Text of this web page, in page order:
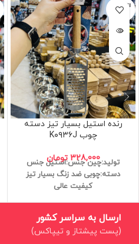
اتمام مو
جودی
رنده استیل بسیار تیز دسته
چوب K۰۹۳۶J
328,000 تومان تولید:چین جنس:استیل جنس
دسته:چوبی ضد زنگ بسیار تیز
کیفیت عالی
ارسال به سراسر کشور
(پست پیشتاز و تیپاکس)